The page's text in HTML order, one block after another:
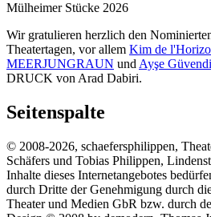
Mülheimer Stücke 2026
Wir gratulieren herzlich den
Theatertagen, vor allem Kim de
MEERJUNGRAUN undAyşe
DRUCK von Arad Dabiri.
Seitenspalte
© 2008-2026, schaefersphilippen,
Schäfers und Tobias Philippen,
Inhalte dieses Internetangebotes
durch Dritte der Genehmigung durch
Theater und Medien GbR bzw. durch